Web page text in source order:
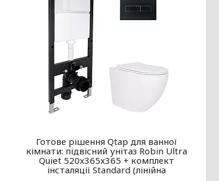
Готове рішення Qtap для ванної
кімнати: підвісний унітаз Robin Ultra
Quiet 520x365x365 + комплект
інсталяції Standard (лінійна